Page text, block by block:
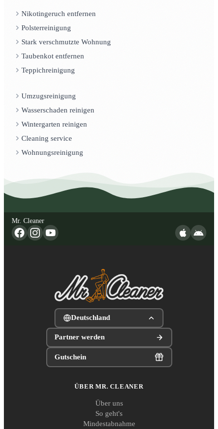
Nikotingeruch entfernen
Polsterreinigung
Stark verschmutzte Wohnung
Taubenkot entfernen
Teppichreinigung
Umzugsreinigung
Wasserschaden reinigen
Wintergarten reinigen
Cleaning service
Wohnungsreinigung
Mr. Cleaner
Deutschland
Partner werden
Gutschein
ÜBER MR. CLEANER
Über uns
So geht's
Mindestabnahme